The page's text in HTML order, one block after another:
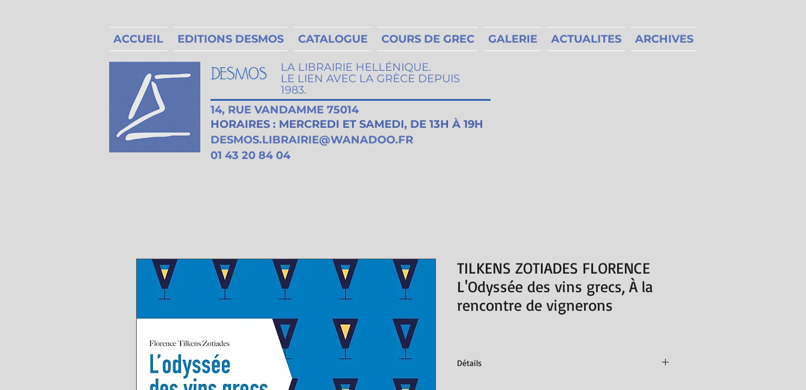
ACCUEIL EDITIONS DESMOS CATALOGUE COURS DE GREC GALERIE ACTUALITES ARCHIVES
LA LIBRAIRIE HELLÉNIQUE.
LE LIEN AVEC LA GRÈCE DEPUIS
1983.
14, RUE VANDAMME 75014
HORAIRES : MERCREDI ET SAMEDI, DE 13H À 19H
DESMOS.LIBRAIRIE@WANADOO.FR
01 43 20 84 04
TILKENS ZOTIADES FLORENCE
L'Odyssée des vins grecs, À la
rencontre de vignerons
Détails